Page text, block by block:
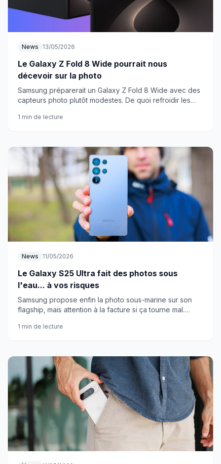
News 13/05/2026
Le Galaxy Z Fold 8 Wide pourrait nous
décevoir sur la photo
Samsung préparerait un Galaxy Z Fold 8 Wide avec des
capteurs photo plutôt modestes. De quoi refroidir les
1 min de lecture
News 11/05/2026
Le Galaxy S25 Ultra fait des photos sous
l'eau... à vos risques
Samsung propose enfin la photo sous-marine sur son
flagship, mais attention à la facture si ça tourne mal.
1 min de lecture